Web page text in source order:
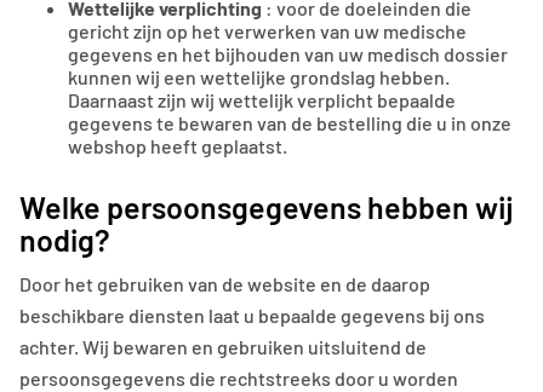
Wettelijke verplichting : voor de doeleinden die
gericht zijn op het verwerken van uw medische
gegevens en het bijhouden van uw medisch dossier
kunnen wij een wettelijke grondslag hebben.
Daarnaast zijn wij wettelijk verplicht bepaalde
gegevens te bewaren van de bestelling die u in onze
webshop heeft geplaatst.
Welke persoonsgegevens hebben wij
nodig?
Door het gebruiken van de website en de daarop
beschikbare diensten laat u bepaalde gegevens bij ons
achter. Wij bewaren en gebruiken uitsluitend de
persoonsgegevens die rechtstreeks door u worden